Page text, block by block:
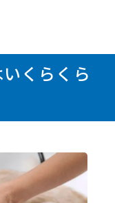
くらくら